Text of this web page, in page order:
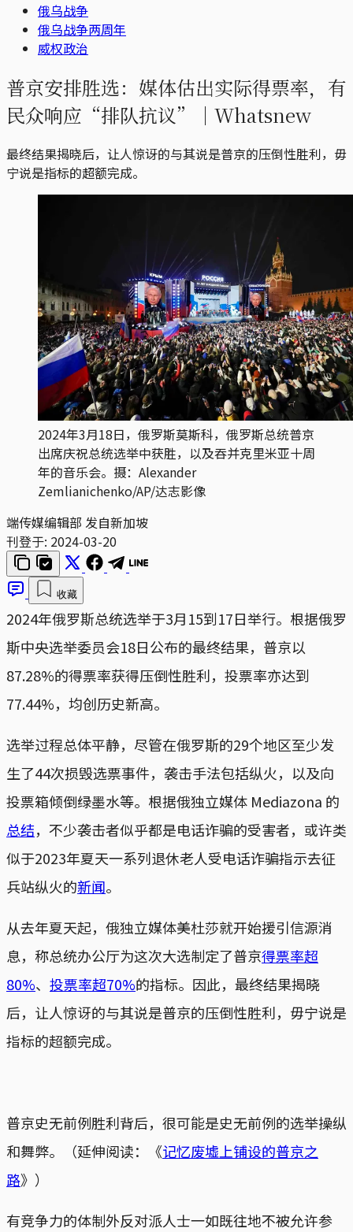
俄乌战争
俄乌战争两周年
威权政治
普京安排胜选：媒体估出实际得票率，有
民众响应“排队抗议”｜Whatsnew
最终结果揭晓后，让人惊讶的与其说是普京的压倒性胜利，毋
宁说是指标的超额完成。
2024年3月18日，俄罗斯莫斯科，俄罗斯总统普京
出席庆祝总统选举中获胜，以及吞并克里米亚十周
年的音乐会。摄：Alexander
Zemlianichenko/AP/达志影像
端传媒编辑部 发自新加坡
刊登于: 2024-03-20
收藏
2024年俄罗斯总统选举于3月15到17日举行。根据俄罗
斯中央选举委员会18日公布的最终结果，普京以
87.28%的得票率获得压倒性胜利，投票率亦达到
77.44%，均创历史新高。
选举过程总体平静，尽管在俄罗斯的29个地区至少发
生了44次损毁选票事件，袭击手法包括纵火，以及向
投票箱倾倒绿墨水等。根据俄独立媒体 Mediazona 的
总结，不少袭击者似乎都是电话诈骗的受害者，或许类
似于2023年夏天一系列退休老人受电话诈骗指示去征
兵站纵火的新闻。
从去年夏天起，俄独立媒体美杜莎就开始援引信源消
息，称总统办公厅为这次大选制定了普京得票率超
80%、 投票率超70%的指标。因此，最终结果揭晓
后，让人惊讶的与其说是普京的压倒性胜利，毋宁说是
指标的超额完成。
普京史无前例胜利背后，很可能是史无前例的选举操纵
和舞弊。（延伸阅读：《记忆废墟上铺设的普京之
路》）
有竞争力的体制外反对派人士一如既往地不被允许参